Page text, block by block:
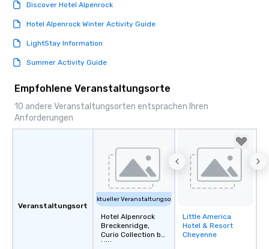
Discover Hotel Alpenrock
Hotel Alpenrock Winter Activity Guide
LightStay Information
Summer Activity Guide
Empfohlene Veranstaltungsorte
10 andere Veranstaltungsorten entsprachen Ihren
Anforderungen
Veranstaltungsort
Aktueller Veranstaltungsort
Hotel Alpenrock
Breckenridge,
Curio Collection by
Hilton
Removed from
favorites
Little America
Hotel & Resort
Cheyenne